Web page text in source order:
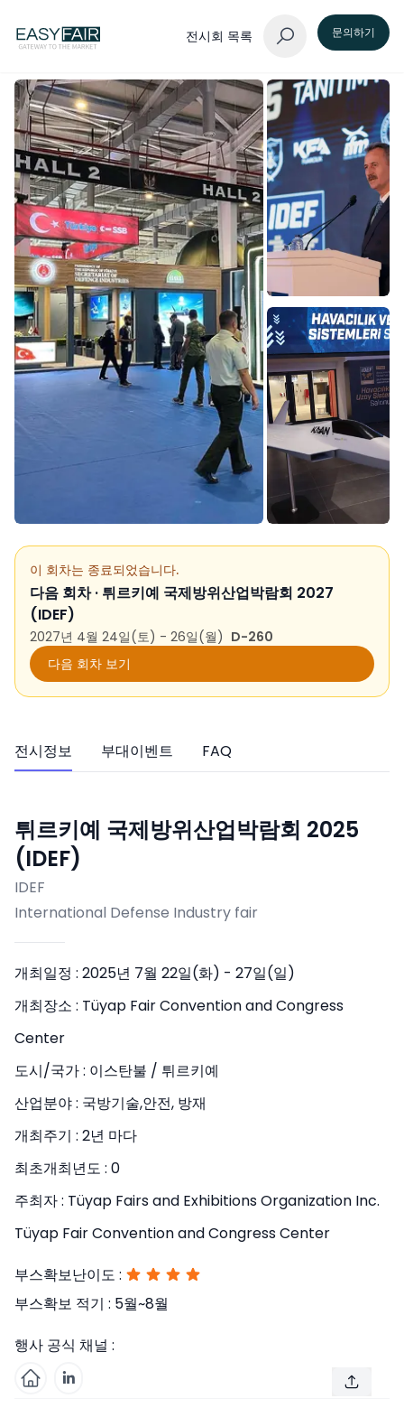
전시회 목록 문의하기
이 회차는 종료되었습니다.
다음 회차 · 튀르키예 국제방위산업박람회 2027
(IDEF)
2027년 4월 24일(토) - 26일(월) D-260
다음 회차 보기
전시정보 부대이벤트 FAQ
튀르키예 국제방위산업박람회 2025
(IDEF)
IDEF
International Defense Industry fair
개최일정 : 2025년 7월 22일(화) - 27일(일)
개최장소 : Tüyap Fair Convention and Congress
Center
도시/국가 : 이스탄불 / 튀르키예
산업분야 : 국방기술,안전, 방재
개최주기 : 2년 마다
최초개최년도 : 0
주최자 : Tüyap Fairs and Exhibitions Organization Inc.
Tüyap Fair Convention and Congress Center
부스확보난이도 :
부스확보 적기 : 5월~8월
행사 공식 채널 :